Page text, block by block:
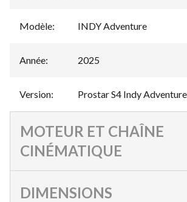
Modèle: INDY Adventure
Année: 2025
Version: Prostar S4 Indy
MOTEUR ET CHAÎNE
CINÉMATIQUE
DIMENSIONS